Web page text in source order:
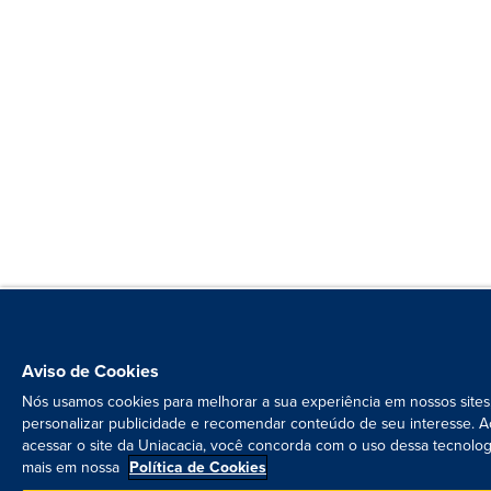
Aviso de Cookies
Nós usamos cookies para melhorar a sua experiência em nossos
personalizar publicidade e recomendar conteúdo de seu interesse.
acessar o site da Uniacacia, você concorda com o uso dessa
mais em nossa Política de Cookies